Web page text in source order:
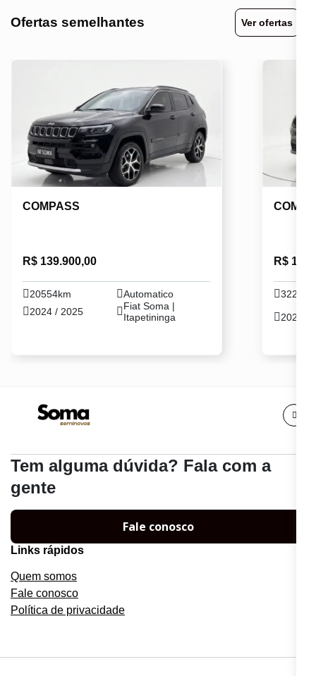
Ofertas semelhantes Ver ofertas
COMPASS
R$ 139.900,00
20554km
Automatico
2024 / 2025
Fiat Soma |
Itapetininga
R$
2024 /
Tem alguma dúvida? Fala com a
gente
Fale conosco
Links rápidos
Quem somos
Fale conosco
Política de privacidade